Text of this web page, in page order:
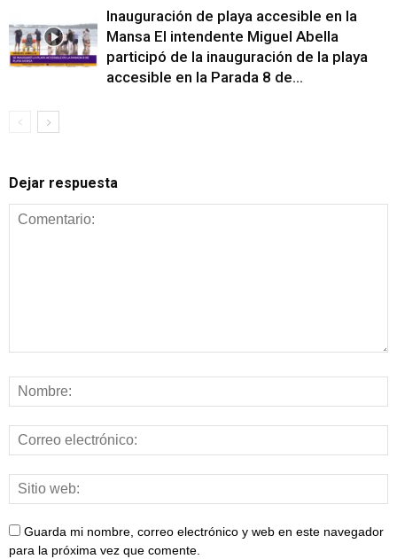
Inauguración de playa accesible en la
Mansa El intendente Miguel Abella
participó de la inauguración de la playa
accesible en la Parada 8 de...
Dejar respuesta
Guarda mi nombre, correo electrónico y web en este navegador
para la próxima vez que comente.